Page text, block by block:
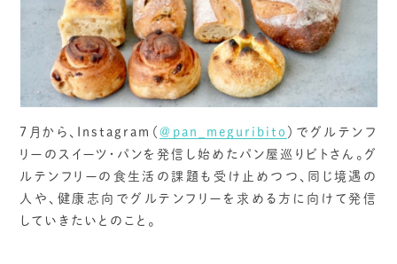
7月から、Instagram（＠pan_meguribito ）でグルテンフ
リーのスイーツ・パンを発信し始めたパン屋巡りビトさん。グ
ルテンフリーの食生活の課題も受け止めつつ、同じ境遇の
人や、健康志向でグルテンフリーを求める方に向けて発信
していきたいとのこと。